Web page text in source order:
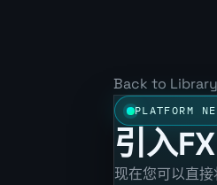
Back to Library
PLATFORM
引入
现在您可以直